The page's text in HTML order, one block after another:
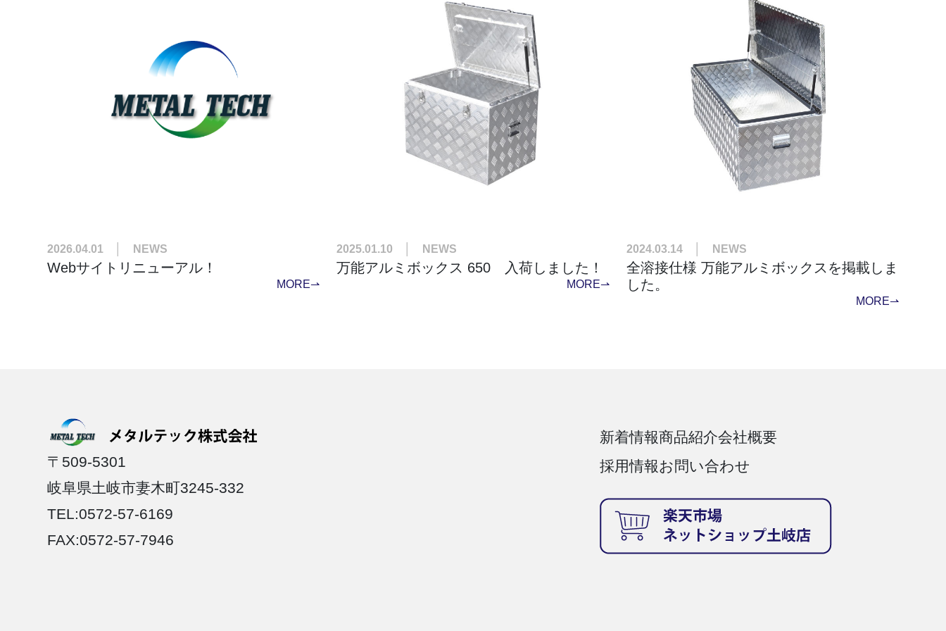
2026.04.01 │ NEWS
Webサイトリニューアル！
MORE⇀
2025.01.10 │ NEWS
万能アルミボックス 650 入荷しました！
MORE⇀
2024.03.14 │ NEWS
全溶接仕様 万能アルミボックスを掲載しま
した。
MORE⇀
〒509-5301
岐阜県土岐市妻木町3245-332
TEL:0572-57-6169
FAX:0572-57-7946
新着情報商品紹介会社概要
採用情報お問い合わせ